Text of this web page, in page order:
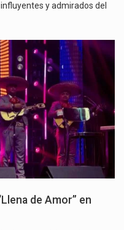
y admirados del
de Amor” en